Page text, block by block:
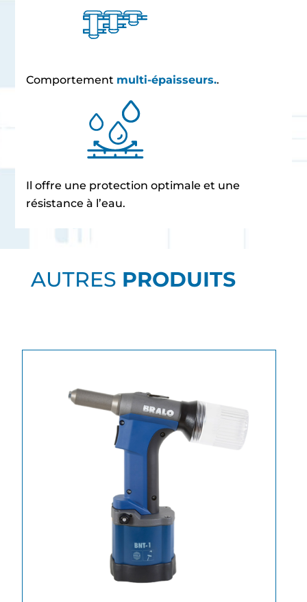
Comportement multi-épaisseurs..
Il offre une protection optimale et une
résistance à l’eau.
AUTRES PRODUITS